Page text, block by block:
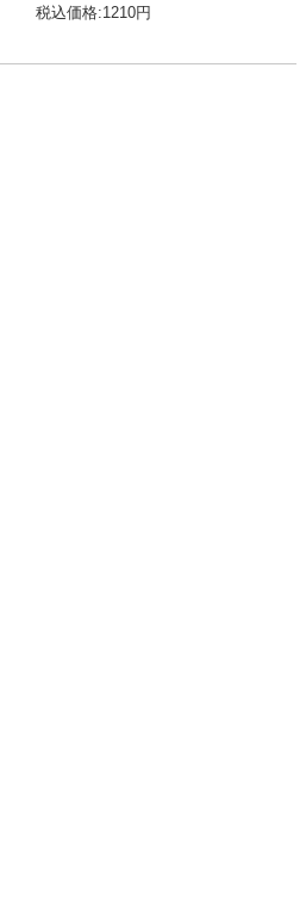
税込価格:1210円